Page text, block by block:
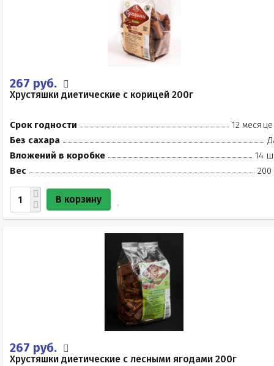
267 руб.
Хрустяшки диетические с корицей 200г
Срок годности
12
Без сахара
Вложений в коробке
14
Вес
200
В корзину
267 руб.
Хрустяшки диетические с лесными ягодами 200г